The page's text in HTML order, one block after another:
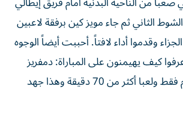
الثاني ثم جاء مويز كين برفقة لاعبين
الجزاء وقدموا أداء لافتاً. أحببت أيضاً الوجوه
كيف يهيمنون على المباراة: دمفريز
وإندريك تمرنا 3 أيام فقط ولعبا أكثر من 70 دقيقة وهذا جهد